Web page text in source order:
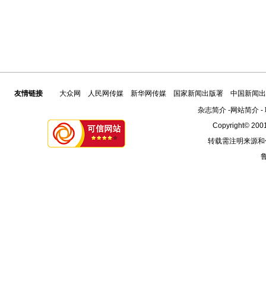
友情链接 大众网 人民网传媒 新华网传媒 国家新闻出版署
中国新闻
杂志简介-网站简介-
Copyright©
转载需注明来源